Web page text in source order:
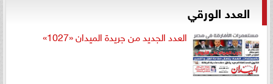
العدد الورقي
العدد الجديد من جريدة الميدان «1027»